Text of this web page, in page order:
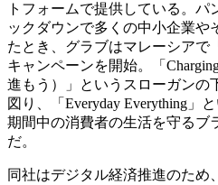
トフォームで提供している。パ
ックダウンで多くの中小企業や
たとき、グラブはマレーシアで
キャンペーンを開始。「
進もう）」というスローガンの
図り、「Everyday Everything」
期間中の消費者の生活を守るブ
だ。
同社はデジタル経済推進のため